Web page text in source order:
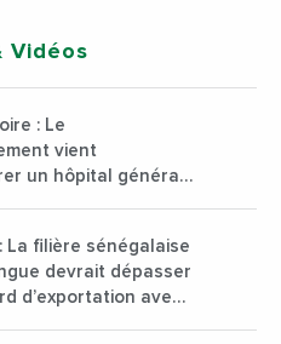
Vidéos
: Le
vient
un hôpital général
La filière sénégalaise
devrait dépasser
d’exportation avec